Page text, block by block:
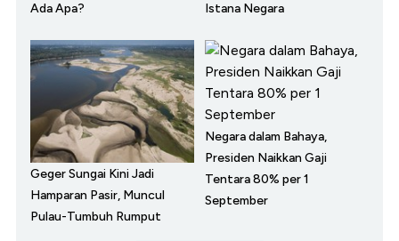
Ada Apa?
Istana Negara
Geger Sungai Kini Jadi
Hamparan Pasir, Muncul
Pulau-Tumbuh Rumput
Negara dalam Bahaya,
Presiden Naikkan Gaji
Tentara 80% per 1
September